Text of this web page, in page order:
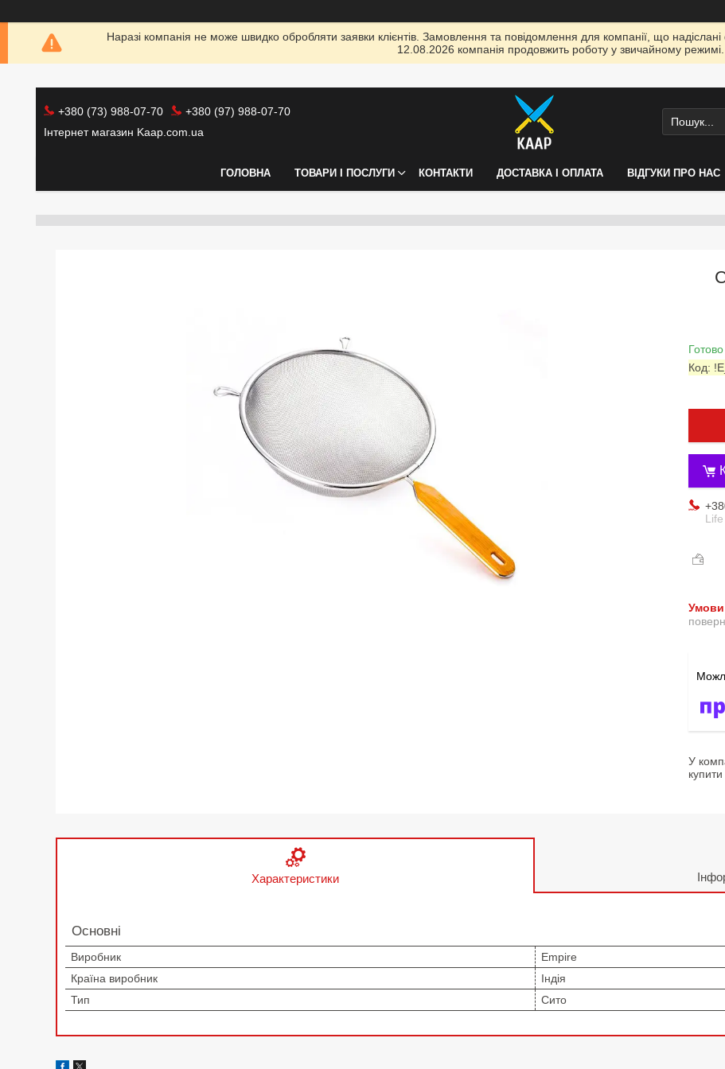
Наразі компанія не може швидко обробляти заявки клієнтів. Замовлення та повідомлення для компанії, що
12.08.2026 компанія продовжить роботу у звичайному режимі.
+380 (73) 988-07-70
+380 (97) 988-07-70
Інтернет магазин Kaap.com.ua
ГОЛОВНА ТОВАРИ І ПОСЛУГИ КОНТАКТИ ДОСТАВКА І ОПЛАТА ВІДГУКИ ПРО НАС
Код:
Life
У
Характеристики
Основні
Виробник
Empire
Країна виробник
Індія
Тип
Сито